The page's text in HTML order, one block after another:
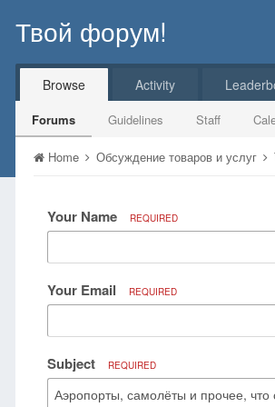
Твой форум!
Browse
Forums Guidelines Staff
Activity
Home Обсуждение товаров и услуг
Your Name REQUIRED
Your Email REQUIRED
Subject REQUIRED